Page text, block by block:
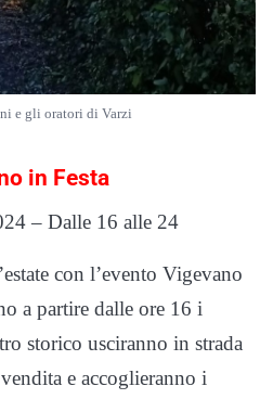
e gli oratori di Varzi
in Festa
– Dalle 16 alle 24
con l’evento Vigevano
a partire dalle ore 16 i
storico usciranno in strada
e accoglieranno i